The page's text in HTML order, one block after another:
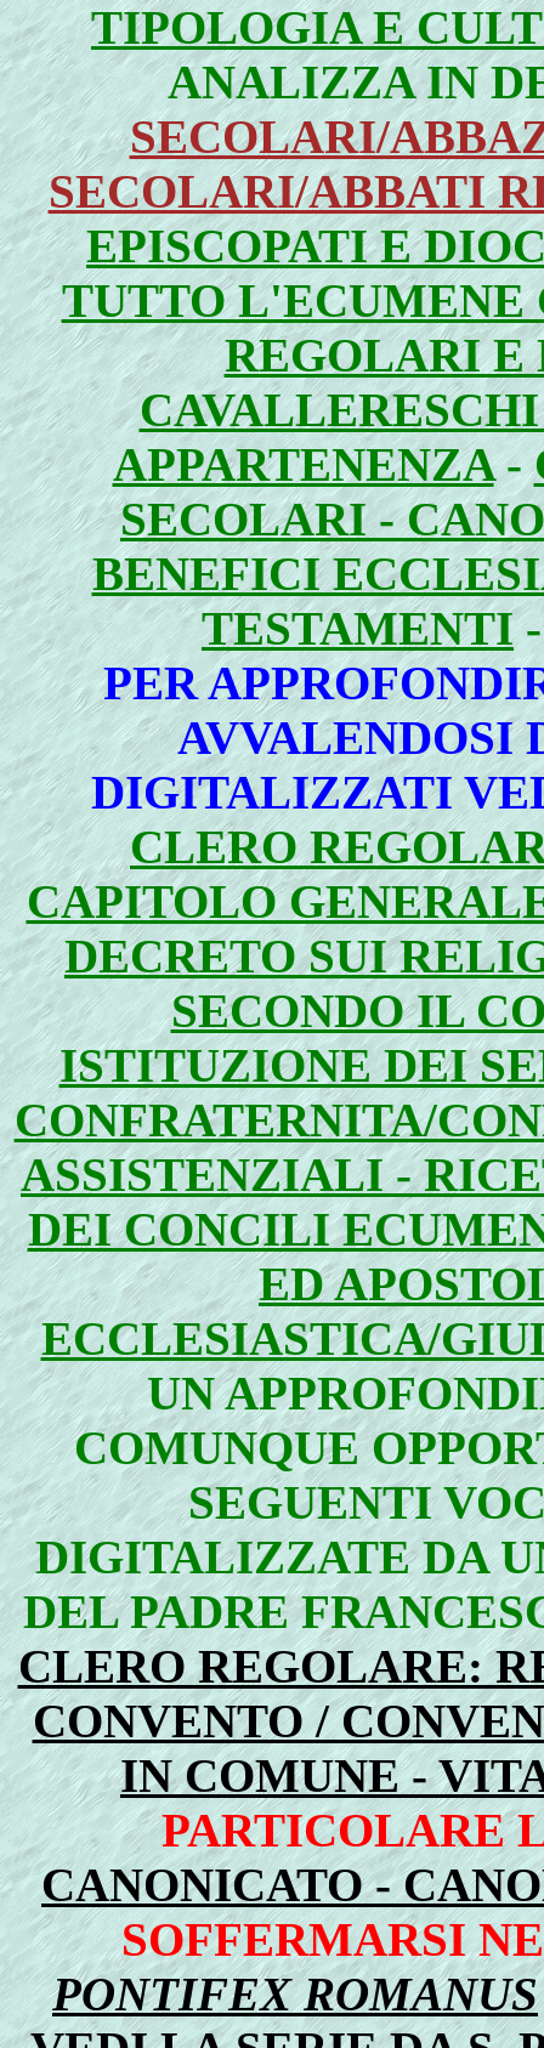
TIPOLOGIA E
ANALIZZA IN
SECOLARI/
SECOLARI/ABBATI
EPISCOPATI E
TUTTO L'ECUMENE
REGOLARI
APPARTENENZA-
SECOLARI -
BENEFICI
TESTAMENTI
PER
AVVALENDOSI
DIGITALIZZATI
CLERO
CAPITOLO
DECRETO SUI
SECONDO IL
ISTITUZIONE DEI
CONFRATERNITA/
ASSISTENZIALI -
DEI CONCILI
ED
ECCLESIASTICA/
UN
COMUNQUE
SEGUENTI
DIGITALIZZATE DA
DEL PADRE
CLERO REGOLARE:
CONVENTO /
IN COMUNE -
PARTICOLARE
CANONICATO -
SOFFERMARSI
PONTIFEX ROMANUS